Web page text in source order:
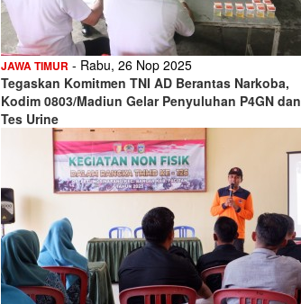
JAWA TIMUR - Rabu, 26 Nop 2025
Tegaskan Komitmen TNI AD Berantas Narkoba,
Kodim 0803/Madiun Gelar Penyuluhan P4GN dan
Tes Urine